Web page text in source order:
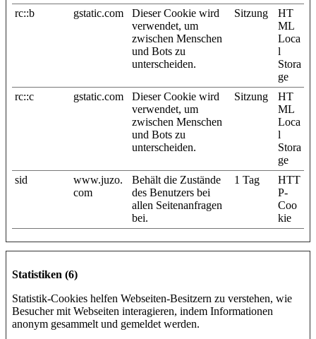
rc::b gstatic.com
Dieser Cookie wird
verwendet, um
zwischen Menschen
und Bots zu
unterscheiden.
Sitzung
HT
ML
Loca
l
Stora
ge
rc::c
gstatic.com
Dieser Cookie wird
verwendet, um
zwischen Menschen
und Bots zu
unterscheiden.
Sitzung
HT
ML
Loca
l
Stora
ge
sid
www.juzo.
com
Behält die Zustände
des Benutzers bei
allen Seitenanfragen
bei.
1 Tag
HTT
P-
Coo
kie
Statistiken (6)
Statistik-Cookies helfen Webseiten-Besitzern zu verstehen, wie
Besucher mit Webseiten interagieren, indem Informationen
anonym gesammelt und gemeldet werden.